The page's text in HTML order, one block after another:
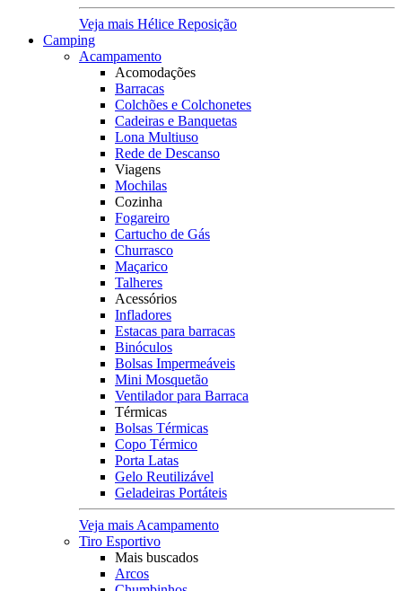
Veja mais Hélice Reposição
Camping
Acampamento
Acomodações
Barracas
Colchões e Colchonetes
Cadeiras e Banquetas
Lona Multiuso
Rede de Descanso
Viagens
Mochilas
Cozinha
Fogareiro
Cartucho de Gás
Churrasco
Maçarico
Talheres
Acessórios
Infladores
Estacas para barracas
Binóculos
Bolsas Impermeáveis
Mini Mosquetão
Ventilador para Barraca
Térmicas
Bolsas Térmicas
Copo Térmico
Porta Latas
Gelo Reutilizável
Geladeiras Portáteis
Veja mais Acampamento
Tiro Esportivo
Mais buscados
Arcos